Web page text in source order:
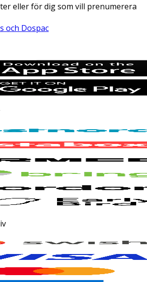
eller för dig som vill prenumerera
och Dospac